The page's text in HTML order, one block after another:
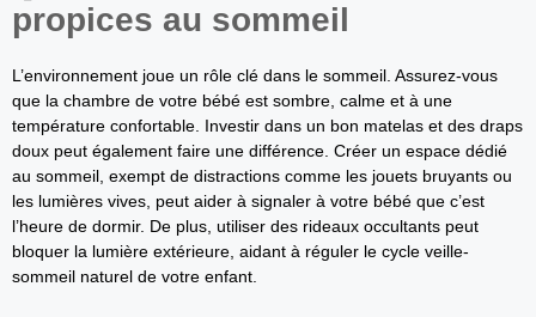
propices au sommeil
L’environnement joue un rôle clé dans le sommeil. Assurez-vous
que la chambre de votre bébé est sombre, calme et à une
température confortable. Investir dans un bon matelas et des draps
doux peut également faire une différence. Créer un espace dédié
au sommeil, exempt de distractions comme les jouets bruyants ou
les lumières vives, peut aider à signaler à votre bébé que c’est
l’heure de dormir. De plus, utiliser des rideaux occultants peut
bloquer la lumière extérieure, aidant à réguler le cycle veille-
sommeil naturel de votre enfant.